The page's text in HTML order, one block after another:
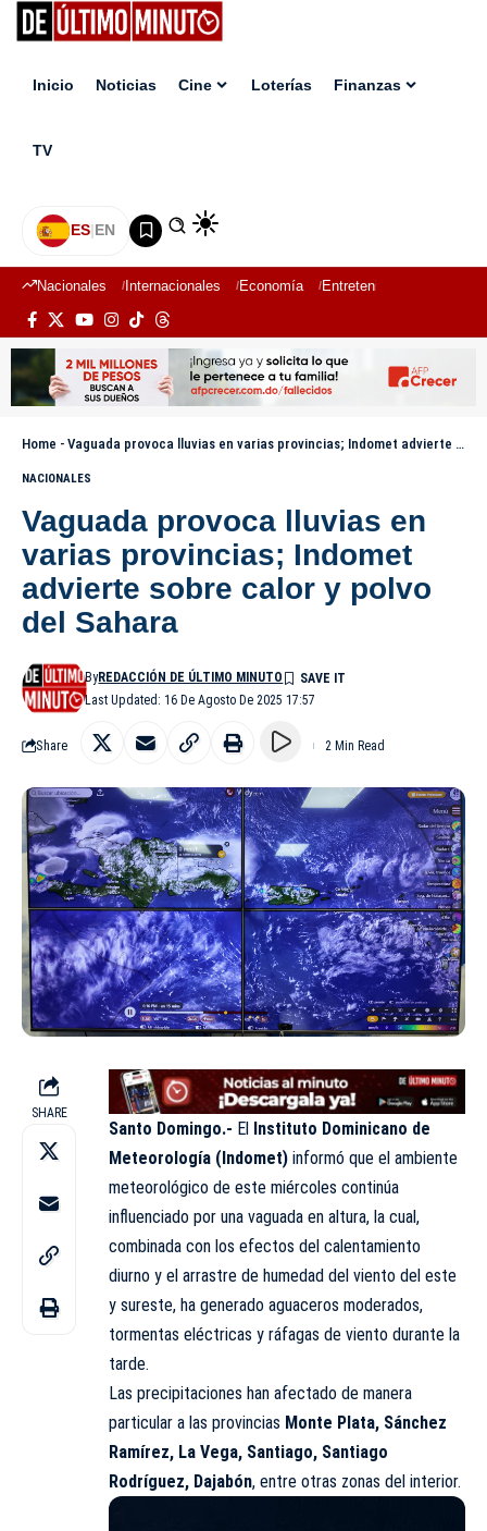
Inicio Noticias Cine Loterías Finanzas
TV
ES|EN
Nacionales Internacionales Economía Entretenimiento
Home - Vaguada provoca lluvias en varias provincias; Indomet advierte sobre calor y polvo del Sahara
NACIONALES
Vaguada provoca lluvias en
varias provincias; Indomet
advierte sobre calor y polvo
del Sahara
Last Updated: 16 De Agosto De 2025 17:57
ByREDACCIÓN DE ÚLTIMO MINUTO
Share 2 Min Read
SHARE
Santo Domingo.- El Instituto Dominicano de
Meteorología (Indomet) informó que el ambiente
meteorológico de este miércoles continúa
influenciado por una vaguada en altura, la cual,
combinada con los efectos del calentamiento
diurno y el arrastre de humedad del viento del este
y sureste, ha generado aguaceros moderados,
tormentas eléctricas y ráfagas de viento durante la
tarde.
Las precipitaciones han afectado de manera
particular a las provincias Monte Plata, Sánchez
Ramírez, La Vega, Santiago, Santiago
Rodríguez, Dajabón, entre otras zonas del interior.